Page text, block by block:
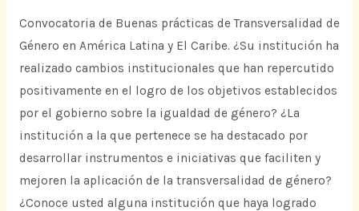
Convocatoria de Buenas prácticas de Transversalidad de
Género en América Latina y El Caribe. ¿Su institución ha
realizado cambios institucionales que han repercutido
positivamente en el logro de los objetivos establecidos
por el gobierno sobre la igualdad de género? ¿La
institución a la que pertenece se ha destacado por
desarrollar instrumentos e iniciativas que faciliten y
mejoren la aplicación de la transversalidad de género?
¿Conoce usted alguna institución que haya logrado